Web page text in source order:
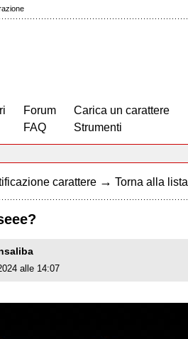
Forum
FAQ
Carica un carattere
Strumenti
carattere → Torna alla lista
alle 14:07